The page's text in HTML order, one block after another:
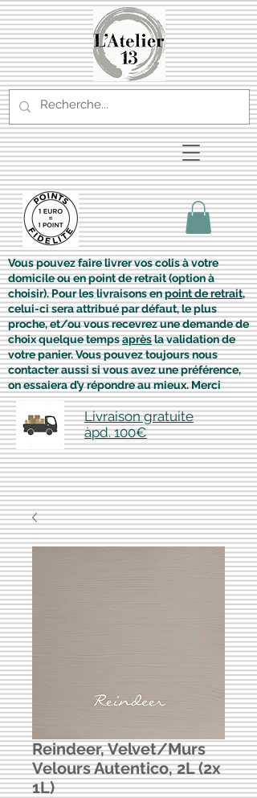
Vous pouvez faire livrer vos colis à votre
domicile ou en point de retrait (option à
choisir). Pour les livraisons enpoint de retrait,
celui-ci sera attribué par défaut, le plus
proche, et/ou vous recevrez une demande de
choix quelque tempsaprèsla validation de
votre panier. Vous pouvez toujours nous
contacter aussi si vous avez une préférence,
on essaiera d’y répondre au mieux. Merci
Livraison gratuite
àpd. 100€
Reindeer, Velvet/Murs
Velours Autentico, 2L (2x
1L)